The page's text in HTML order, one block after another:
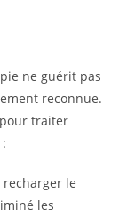
ne guérit pas
reconnue.
traiter
le
les